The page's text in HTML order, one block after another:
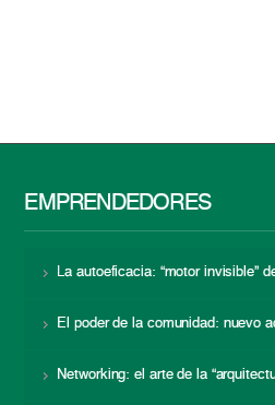
EMPRENDEDORES
La autoeficacia: “motor invisible”
El poder de la comunidad: nuevo
Networking: el arte de la